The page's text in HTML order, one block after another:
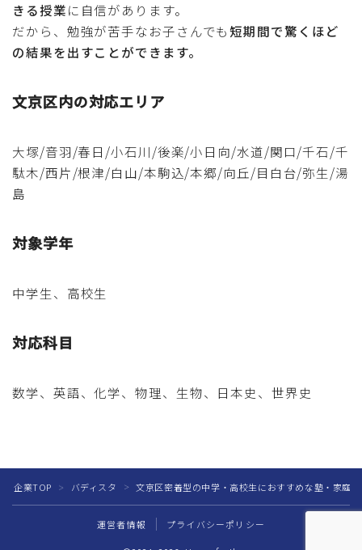
きる授業に自信があります。
だから、勉強が苦手なお子さんでも短期間で驚くほど
の結果を出すことができます。
文京区内の対応エリア
大塚/音羽/春日/小石川/後楽/小日向/水道/関口/千石/千
駄木/西片/根津/白山/本駒込/本郷/向丘/目白台/弥生/湯
島
対象学年
中学生、高校生
対応科目
数学、英語、化学、物理、生物、日本史、世界史
企業TOP ＞ バディスタ ＞ 文京区密着型の中学・高校生におすすめな塾・家庭
運営者情報 プライバシーポリシー